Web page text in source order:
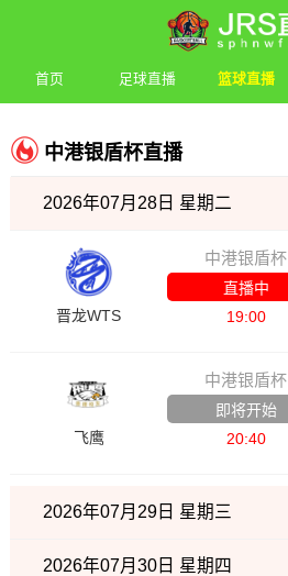
首页 足球直播 篮球直播
中港银盾杯直播
2026年07月28日 星期二
晋龙WTS
中港银盾杯
直播中
19:00
飞鹰
中港银盾杯
即将开始
20:40
2026年07月29日 星期三
2026年07月30日 星期四